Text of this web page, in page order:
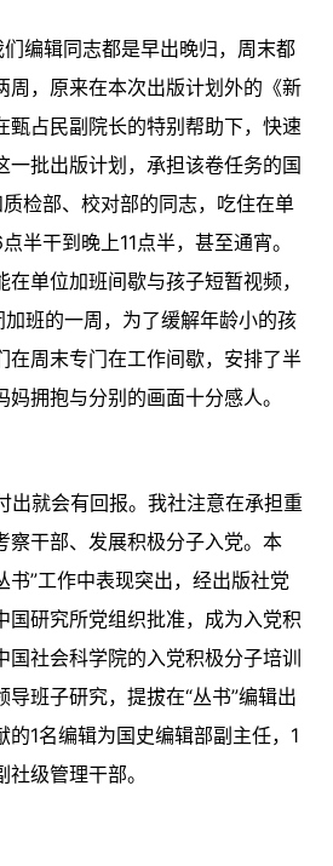
编辑同志都是早出晚归，周末都
周，原来在本次出版计划外的《新
甄占民副院长的特别帮助下，快速
一批出版计划，承担该卷任务的国
检部、校对部的同志，吃住在单
半干到晚上11点半，甚至通宵。
单位加班间歇与孩子短暂视频，
加班的一周，为了缓解年龄小的孩
在周末专门在工作间歇，安排了半
拥抱与分别的画面十分感人。
出就会有回报。我社注意在承担重
察干部、发展积极分子入党。本
书”工作中表现突出，经出版社党
国研究所党组织批准，成为入党积
国社会科学院的入党积极分子培训
班子研究，提拔在“丛书”编辑出
的1名编辑为国史编辑部副主任，1
社级管理干部。